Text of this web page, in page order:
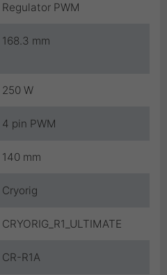
Regulator PWM
168.3 mm
250 W
4 pin PWM
140 mm
Cryorig
CRYORIG_R1_ULTIMATE
CR-R1A